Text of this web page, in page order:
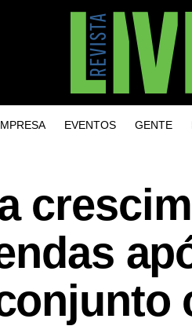
EVENTOS GENTE